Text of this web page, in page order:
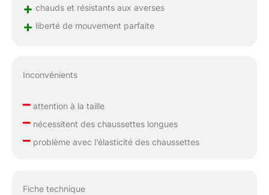
+ chauds et résistants aux averses
+ liberté de mouvement parfaite
Inconvénients
–attention à la taille
–nécessitent des chaussettes longues
–problème avec l’élasticité des chaussettes
Fiche technique